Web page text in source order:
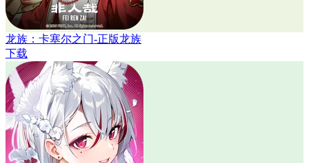
龙族：卡塞尔之门-正版龙族
下载